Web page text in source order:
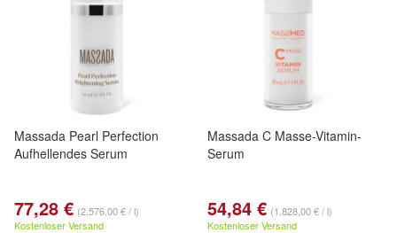
Massada Pearl Perfection
Aufhellendes Serum
77,28 € (2.576,00 € / l)
Kostenloser Versand
Massada C Masse-Vitamin-
Serum
54,84 € (1.828,00 € / l)
Kostenloser Versand